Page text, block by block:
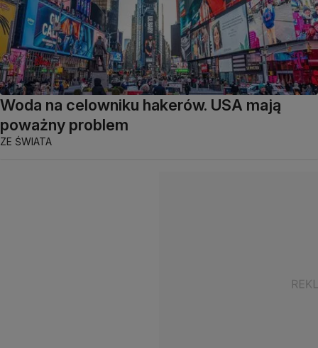
Woda na celowniku hakerów. USA mają
poważny problem
ZE ŚWIATA